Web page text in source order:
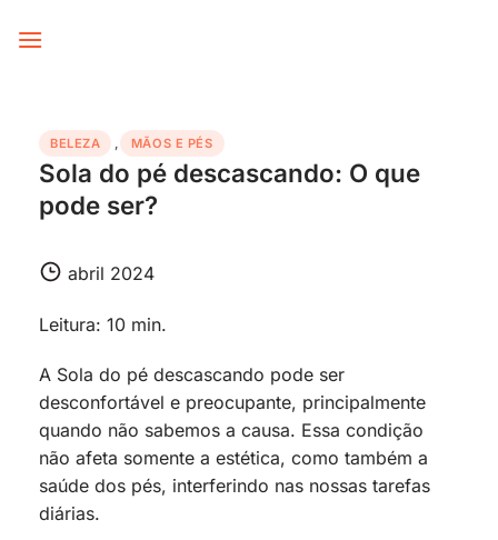
BELEZA , MÃOS E PÉS
Sola do pé descascando: O que
pode ser?
abril 2024
Leitura: 10 min.
A Sola do pé descascando pode ser
desconfortável e preocupante, principalmente
quando não sabemos a causa. Essa condição
não afeta somente a estética, como também a
saúde dos pés, interferindo nas nossas tarefas
diárias.